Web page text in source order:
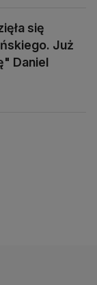
się
Już
Daniel